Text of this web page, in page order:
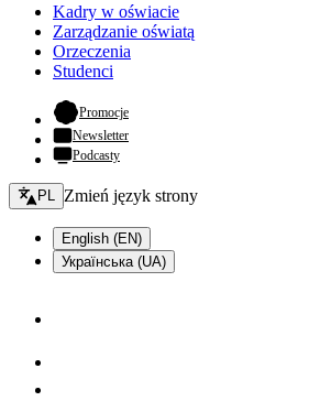
Kadry w oświacie
Zarządzanie oświatą
Orzeczenia
Studenci
Promocje- otwiera się w nowej karcie
Newsletter
Podcasty
Zmień język - bieżący:
PL Zmień język strony
English (EN)
Українська (UA)